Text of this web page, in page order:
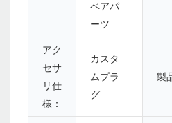
ペアパ
ーツ
アク
セサ
リ仕
様：
カスタ
ムプラ
グ
製